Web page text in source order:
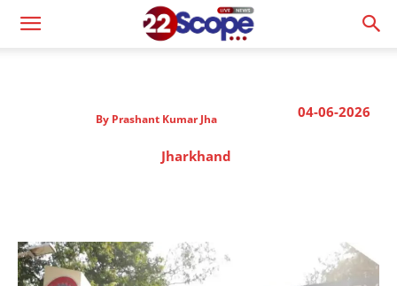
04-06-2026
By Prashant Kumar Jha
Jharkhand